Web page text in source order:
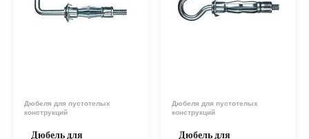
Дюбеля для пустотелых
конструкций
Дюбель для
Дюбеля для пустотелых
конструкций
Дюбель для